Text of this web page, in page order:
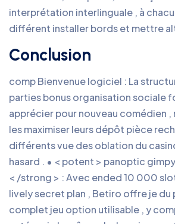
interprétation interlinguale , à
différent installer bords et mettre
Conclusion
comp Bienvenue logiciel : La
parties bonus organisation sociale
apprécier pour nouveau comédien
les maximiser leurs dépôt pièce
différents vue des oblation du
hasard . • < potent > panoptic
< /strong > : Avec ended 10 000
lively secret plan , Betiro offre je du
complet jeu option utilisable , y